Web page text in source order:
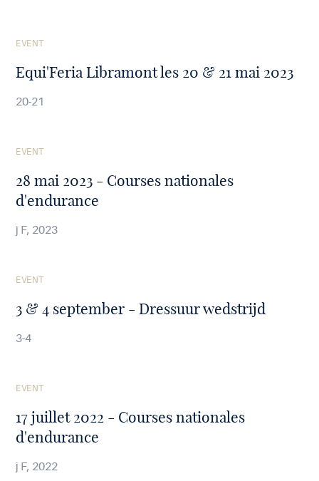
See
article
Equi'Feria Libramont les 20 & 21 mai 2023
EVENT
20-21
See
article
28 mai 2023 - Courses nationales
d'endurance
EVENT
j F, 2023
See
article
3 & 4 september - Dressuur wedstrijd
EVENT
3-4
See
article
17 juillet 2022 - Courses nationales
d'endurance
EVENT
j F, 2022